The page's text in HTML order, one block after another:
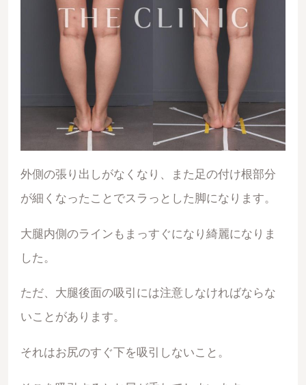
外側の張り出しがなくなり、また足の付け根部分
が細くなったことでスラっとした脚になります。
大腿内側のラインもまっすぐになり綺麗になりま
した。
ただ、大腿後面の吸引には注意しなければならな
いことがあります。
それはお尻のすぐ下を吸引しないこと。